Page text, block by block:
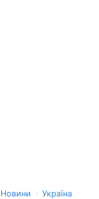
Новини › Україна